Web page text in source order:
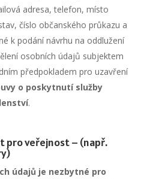
adresa, telefon, místo
číslo občanského průkazu a
k podání návrhu na oddlužení
osobních údajů subjektem
předpokladem pro uzavření
o poskytnutí služby
.
pro veřejnost – (např.
údajů je nezbytné pro